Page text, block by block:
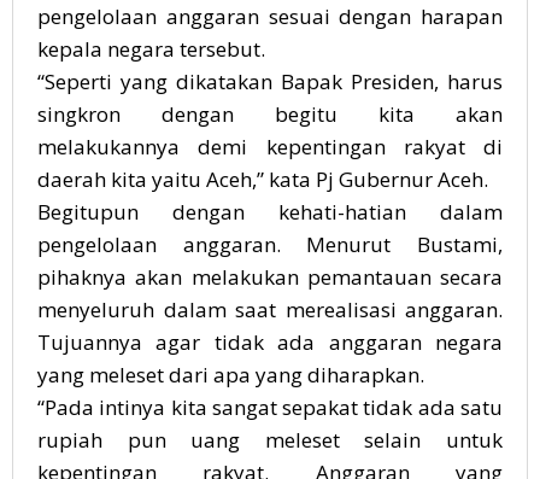
pengelolaan anggaran sesuai dengan harapan
kepala negara tersebut.
“Seperti yang dikatakan Bapak Presiden, harus
singkron dengan begitu kita akan
melakukannya demi kepentingan rakyat di
daerah kita yaitu Aceh,” kata Pj Gubernur Aceh.
Begitupun dengan kehati-hatian dalam
pengelolaan anggaran. Menurut Bustami,
pihaknya akan melakukan pemantauan secara
menyeluruh dalam saat merealisasi anggaran.
Tujuannya agar tidak ada anggaran negara
yang meleset dari apa yang diharapkan.
“Pada intinya kita sangat sepakat tidak ada satu
rupiah pun uang meleset selain untuk
kepentingan rakyat. Anggaran yang